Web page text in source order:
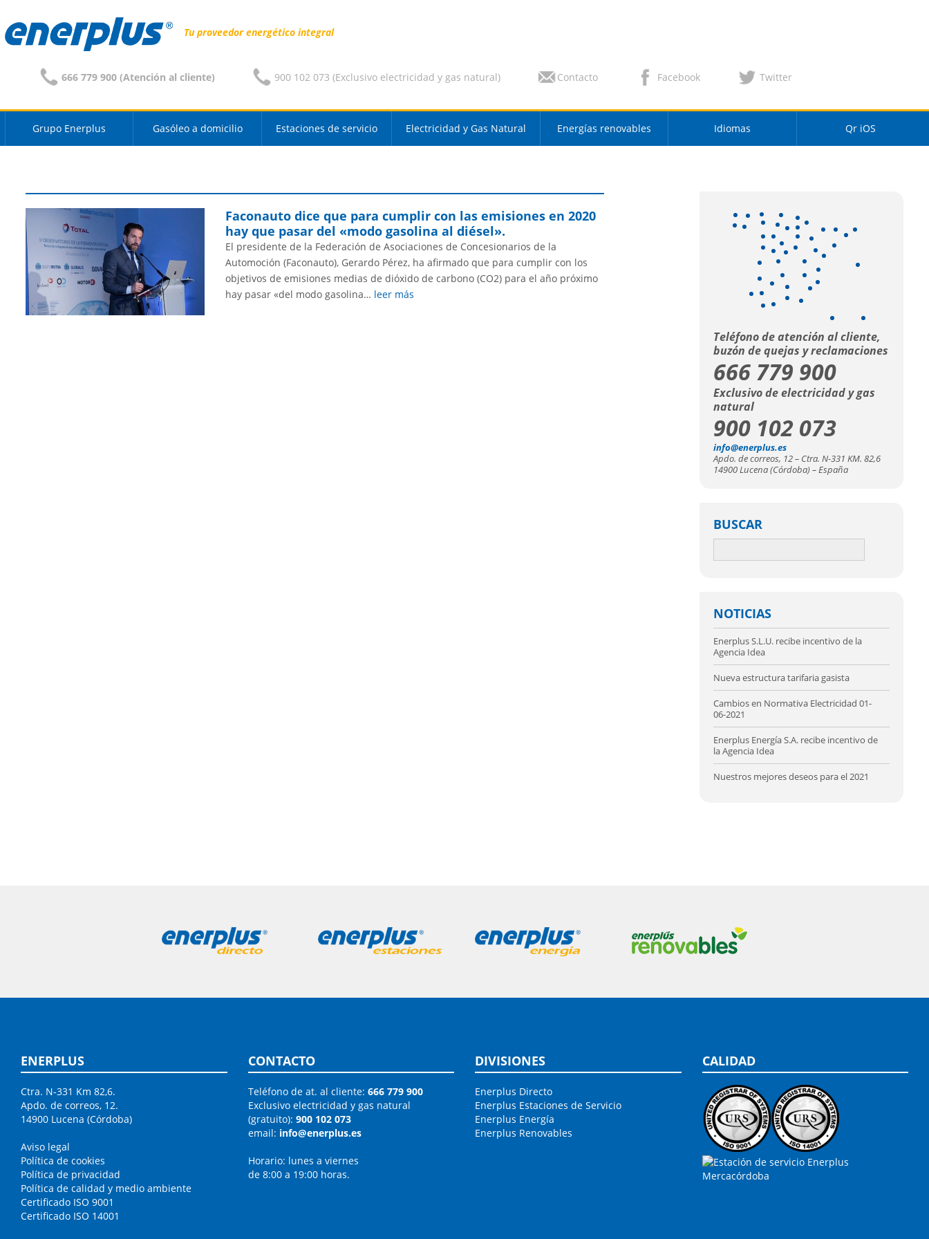
Tu proveedor energético integral
666 779 900 (Atención al cliente) 900 102 073 (Exclusivo electricidad y gas natural) Contacto Facebook Twitter
Grupo Enerplus Gasóleo a domicilio Estaciones de servicio Electricidad y Gas Natural Energías renovables Idiomas Qr iOS
Faconauto dice que para cumplir con las emisiones en 2020
hay que pasar del «modo gasolina al diésel».
El presidente de la Federación de Asociaciones de Concesionarios de la
Automoción (Faconauto), Gerardo Pérez, ha afirmado que para cumplir con los
objetivos de emisiones medias de dióxido de carbono (CO2) para el año próximo
hay pasar «del modo gasolina… leer más
Teléfono de atención al cliente,
buzón de quejas y reclamaciones
666 779 900
Exclusivo de electricidad y gas
natural
900 102 073
info@enerplus.es
Apdo. de correos, 12 – Ctra. N-331 KM. 82,6
14900 Lucena (Córdoba) – España
BUSCAR
NOTICIAS
Enerplus S.L.U. recibe incentivo de la
Agencia Idea
Nueva estructura tarifaria gasista
Cambios en Normativa Electricidad 01-
06-2021
Enerplus Energía S.A. recibe incentivo de
la Agencia Idea
Nuestros mejores deseos para el 2021
ENERPLUS
Ctra. N-331 Km 82,6.
Apdo. de correos, 12.
14900 Lucena (Córdoba)
Aviso legal
Política de cookies
Política de privacidad
Política de calidad y medio ambiente
Certificado ISO 9001
Certificado ISO 14001
CONTACTO
Teléfono de at. al cliente: 666 779 900
Exclusivo electricidad y gas natural
(gratuito): 900 102 073
email: info@enerplus.es
Horario: lunes a viernes
de 8:00 a 19:00 horas.
DIVISIONES
Enerplus Directo
Enerplus Estaciones de Servicio
Enerplus Energía
Enerplus Renovables
CALIDAD